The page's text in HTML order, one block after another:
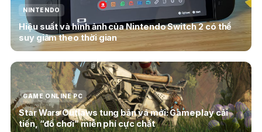
NINTENDO
Hiệu suất và hình ảnh của Nintendo Switch 2 có thể
suy giảm theo thời gian
GAME ONLINE PC
Star Wars Outlaws tung bản vá mới: Gameplay cải
tiến, “đồ chơi” miễn phí cực chất